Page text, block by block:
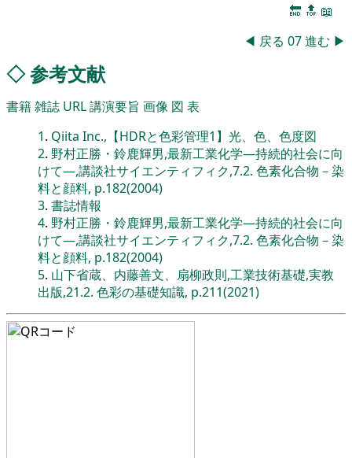
🔚 🔝 📖
◀ 戻る 07進む ▶
◇参考文献
書籍雑誌 URL講演要旨 画像 図 表
1. Qiita Inc.,【HDRと色彩管理1】光、色、色度図
2. 野村正勝・鈴鹿輝男,最新工業化学―持続的社会に向
けて―,講談社サイエンティフィク,7.2. 色素化合物－染
料と顔料, p.182(2004)
3. 書誌情報
4. 野村正勝・鈴鹿輝男,最新工業化学―持続的社会に向
けて―,講談社サイエンティフィク,7.2. 色素化合物－染
料と顔料, p.182(2004)
5. 山下省蔵、内藤善文、扇柳政則,工業技術基礎,実教
出版,21.2. 色彩の基礎知識, p.211(2021)